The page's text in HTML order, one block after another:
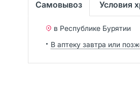
Самовывоз Условия
в Республике Бурятии
В аптеку завтра или